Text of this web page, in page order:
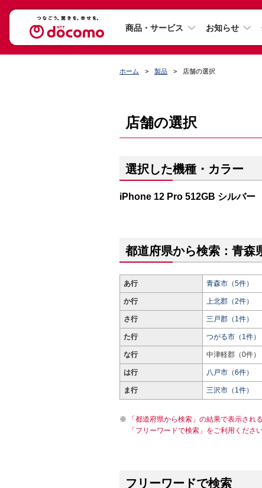
商品・サービス お知らせ
ホーム 製品 店舗の選択
店舗の選択
選択した機種・カラー
iPhone 12 Pro 512GB シルバー
都道府県から検索：青森
あ行 青森市（5件）
か行 上北郡（2件）
さ行 三戸郡（1件）
た行 つがる市（1件）
な行 中津軽郡（0件）
は行 八戸市（6件）
ま行 三沢市（1件）
「都道府県から検索」の結果で表示さ
「フリーワードで検索」をご利用ください
フリーワードで検索